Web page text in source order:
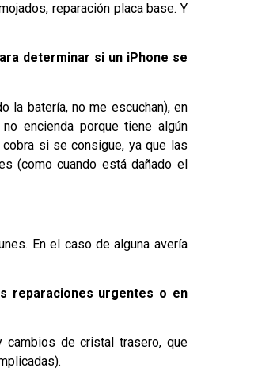
reparación placa base. Y
determinar si un iPhone se
la batería, no me escuchan), en
encienda porque tiene algún
si se consigue, ya que las
(como cuando está dañado el
En el caso de alguna avería
reparaciones urgentes o en
cambios de cristal trasero, que